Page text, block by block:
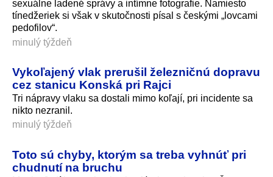
sexuálne ladené správy a intímne fotografie. Namiesto
tínedžeriek si však v skutočnosti písal s českými „lovcami
pedofilov“.
minulý týždeň
Vykoľajený vlak prerušil železničnú dopravu
cez stanicu Konská pri Rajci
Tri nápravy vlaku sa dostali mimo koľají, pri incidente sa
nikto nezranil.
minulý týždeň
Toto sú chyby, ktorým sa treba vyhnúť pri
chudnutí na bruchu